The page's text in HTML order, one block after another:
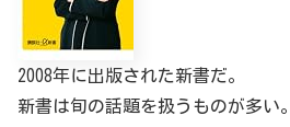
2008年に出版された新書だ。
新書は旬の話題を扱うものが多い。